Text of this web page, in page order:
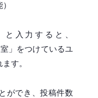
入力すると、
」をつけているユ
す。
ができ、投稿件数